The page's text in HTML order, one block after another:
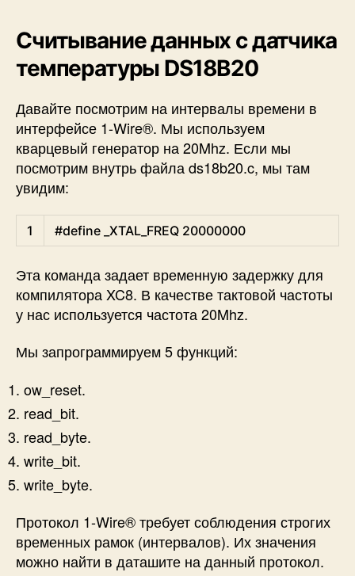
Считывание данных с датчика
температуры DS18B20
Давайте посмотрим на интервалы времени в
интерфейсе 1-Wire®. Мы используем
кварцевый генератор на 20Mhz. Если мы
посмотрим внутрь файла ds18b20.c, мы там
увидим:
1 #define _XTAL_FREQ 20000000
Эта команда задает временную задержку для
компилятора XC8. В качестве тактовой частоты
у нас используется частота 20Mhz.
Мы запрограммируем 5 функций:
ow_reset.
read_bit.
read_byte.
write_bit.
write_byte.
Протокол 1-Wire® требует соблюдения строгих
временных рамок (интервалов). Их значения
можно найти в даташите на данный протокол.